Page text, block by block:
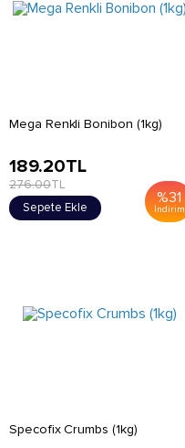
Mega Renkli Bonibon (1kg)
%31
İndirim
189.20TL
276.00TL
Sepete Ekle
Specofix Crumbs (1kg)